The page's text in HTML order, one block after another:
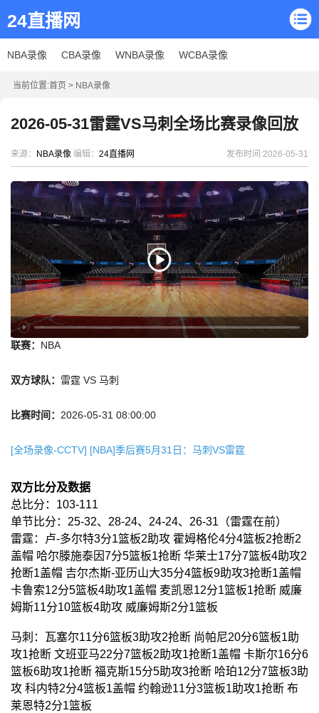
24直播网
NBA录像 CBA录像 WNBA录像 WCBA录像
当前位置:首页 > NBA录像
2026-05-31雷霆VS马刺全场比赛录像回放
来源： NBA录像 编辑： 24直播网 发布时间:2026-05-31
联赛： NBA
双方球队： 雷霆 VS 马刺
比赛时间： 2026-05-31 08:00:00
[全场录像-CCTV] [NBA]季后赛5月31日：马刺VS雷霆
双方比分及数据
总比分：103-111
单节比分：25-32、28-24、24-24、26-31（雷霆在前）
雷霆：卢-多尔特3分1篮板2助攻 霍姆格伦4分4篮板2抢断2
盖帽 哈尔滕施泰因7分5篮板1抢断 华莱士17分7篮板4助攻2
抢断1盖帽 吉尔杰斯-亚历山大35分4篮板9助攻3抢断1盖帽
卡鲁索12分5篮板4助攻1盖帽 麦凯恩12分1篮板1抢断 威廉
姆斯11分10篮板4助攻 威廉姆斯2分1篮板
马刺：瓦塞尔11分6篮板3助攻2抢断 尚帕尼20分6篮板1助
攻1抢断 文班亚马22分7篮板2助攻1抢断1盖帽 卡斯尔16分6
篮板6助攻1抢断 福克斯15分5助攻3抢断 哈珀12分7篮板3助
攻 科内特2分4篮板1盖帽 约翰逊11分3篮板1助攻1抢断 布
莱恩特2分1篮板